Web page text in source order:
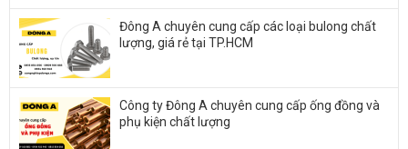
Đông A chuyên cung cấp các loại bulong chất
lượng, giá rẻ tại TP.HCM
Công ty Đông A chuyên cung cấp ống đồng và
phụ kiện chất lượng